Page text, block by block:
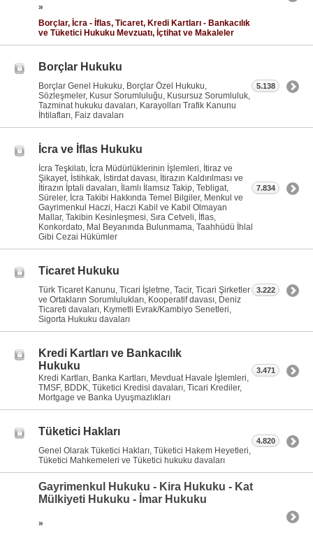
»
Borçlar, İcra - İflas, Ticaret, Kredi Kartları - Bankacılık
ve Tüketici Hukuku Mevzuatı, İçtihat ve Makaleler
Borçlar Hukuku
Borçlar Genel Hukuku, Borçlar Özel Hukuku,
Sözleşmeler, Kusur Sorumluluğu, Kusursuz Sorumluluk,
Tazminat hukuku davaları, Karayolları Trafik Kanunu
İhtilafları, Faiz davaları
5.138
İcra ve İflas Hukuku
İcra Teşkilatı, İcra Müdürlüklerinin İşlemleri, İtiraz ve
Şikayet, İstihkak, İstirdat davası, İtirazın Kaldırılması ve
İtirazın İptali davaları, İlamlı İlamsız Takip, Tebligat,
Süreler, İcra Takibi Hakkında Temel Bilgiler, Menkul ve
Gayrimenkul Haczi, Haczi Kabil ve Kabil Olmayan
Mallar, Takibin Kesinleşmesi, Sıra Cetveli, İflas,
Konkordato, Mal Beyanında Bulunmama, Taahhüdü İhlal
Gibi Cezai Hükümler
7.834
Ticaret Hukuku
Türk Ticaret Kanunu, Ticari İşletme, Tacir, Ticari Şirketler
ve Ortakların Sorumlulukları, Kooperatif davası, Deniz
Ticareti davaları, Kıymetli Evrak/Kambiyo Senetleri,
Sigorta Hukuku davaları
3.222
Kredi Kartları ve Bankacılık
Hukuku
Kredi Kartları, Banka Kartları, Mevduat Havale İşlemleri,
TMSF, BDDK, Tüketici Kredisi davaları, Ticari Krediler,
Mortgage ve Banka Uyuşmazlıkları
3.471
Tüketici Hakları
Genel Olarak Tüketici Hakları, Tüketici Hakem Heyetleri,
Tüketici Mahkemeleri ve Tüketici hukuku davaları
4.820
Gayrimenkul Hukuku - Kira Hukuku - Kat
Mülkiyeti Hukuku - İmar Hukuku
»